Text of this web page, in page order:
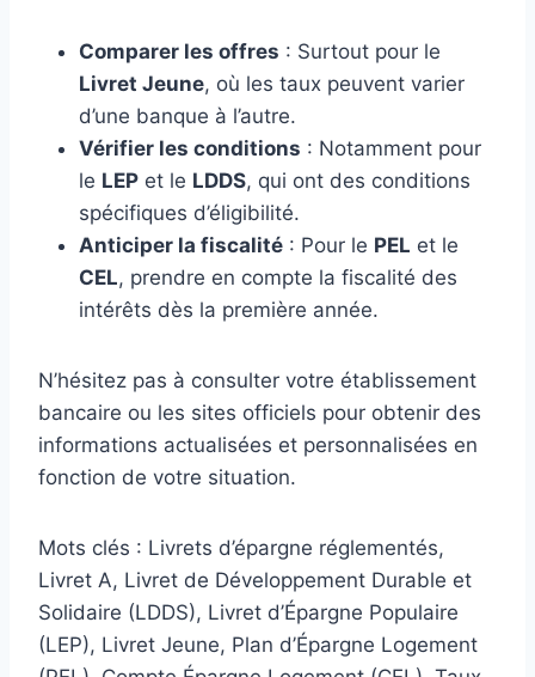
Comparer les offres : Surtout pour le
Livret Jeune, où les taux peuvent varier
d’une banque à l’autre.
Vérifier les conditions : Notamment pour
le LEP et le LDDS, qui ont des conditions
spécifiques d’éligibilité.
Anticiper la fiscalité : Pour le PEL et le
CEL, prendre en compte la fiscalité des
intérêts dès la première année.
N’hésitez pas à consulter votre établissement
bancaire ou les sites officiels pour obtenir des
informations actualisées et personnalisées en
fonction de votre situation.
Mots clés : Livrets d’épargne réglementés,
Livret A, Livret de Développement Durable et
Solidaire (LDDS), Livret d’Épargne Populaire
(LEP), Livret Jeune, Plan d’Épargne Logement